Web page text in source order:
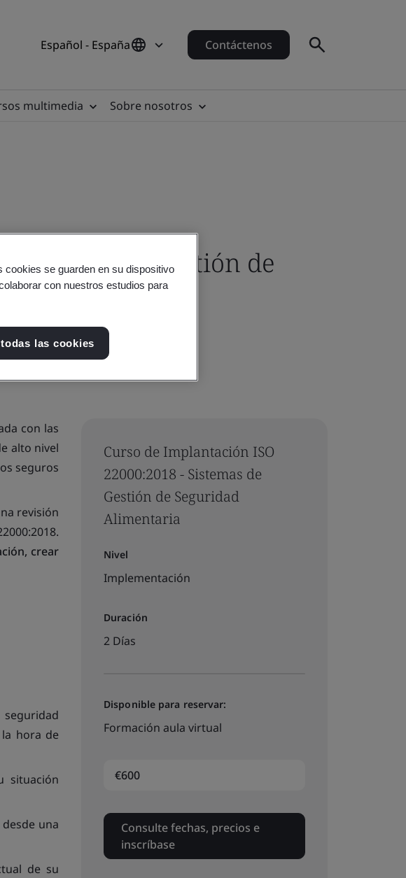
Español - España Contáctenos
multimedia Sobre nosotros
de Gestión de
Curso de Implantación ISO
22000:2018 - Sistemas de
Gestión de Seguridad
Alimentaria
Nivel
Implementación
Duración
2 Días
Disponible para reservar:
Formación aula virtual
€600
Consulte fechas, precios e
inscríbase
con las
alto nivel
seguros
revisión
crear
hora de
situación
una
de su
cookies se guarden en su dispositivo
con nuestros estudios para
las cookies